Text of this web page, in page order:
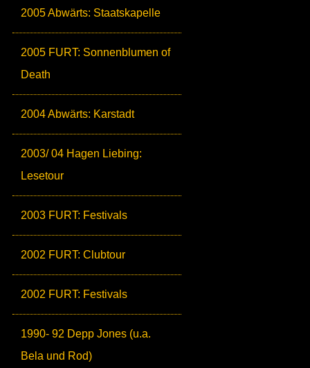
2005 Abwärts: Staatskapelle
2005 FURT: Sonnenblumen of
Death
2004 Abwärts: Karstadt
2003/ 04 Hagen Liebing:
Lesetour
2003 FURT: Festivals
2002 FURT: Clubtour
2002 FURT: Festivals
1990- 92 Depp Jones (u.a.
Bela und Rod)